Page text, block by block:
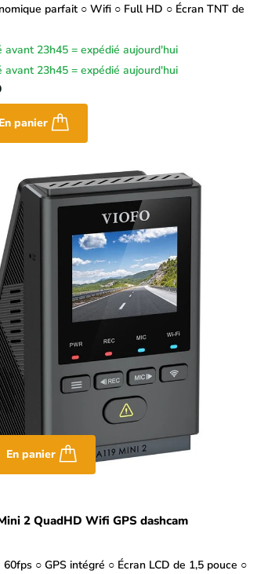
parfait ○ Wifi ○ Full HD ○ Écran TNT de
avant 23h45 = expédié aujourd'hui
avant 23h45 = expédié aujourd'hui
En panier
En panier
2 QuadHD Wifi GPS dashcam
○ GPS intégré ○ Écran LCD de 1,5 pouce ○